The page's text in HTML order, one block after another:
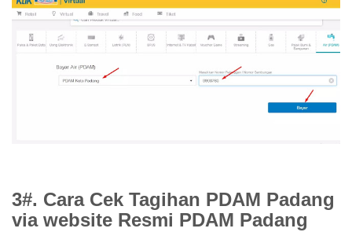
3#. Cara Cek Tagihan PDAM Padang
via website Resmi PDAM Padang